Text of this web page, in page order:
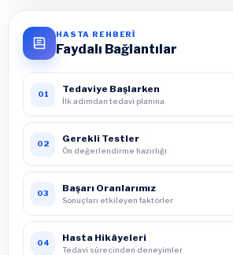
HASTA REHBERİ
Faydalı Bağlantılar
01 Tedaviye Başlarken
İlk adımdan tedavi planına
02 Gerekli Testler
Ön değerlendirme hazırlığı
03 Başarı Oranlarımız
Sonuçları etkileyen faktörler
04 Hasta Hikâyeleri
Tedavi sürecinden deneyimler